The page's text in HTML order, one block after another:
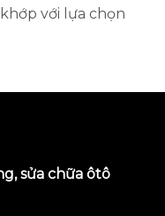
với lựa chọn
sửa chữa ôtô